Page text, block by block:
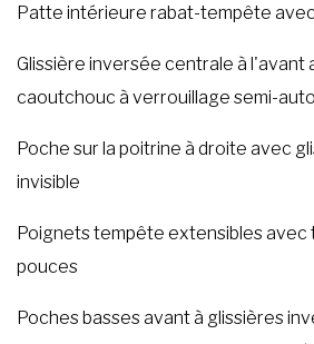
Patte intérieure rabat-tempête
Glissière inversée centrale à l'avant
caoutchouc à verrouillage semi-
Poche sur la poitrine à droite avec
invisible
Poignets tempête extensibles avec
pouces
Poches basses avant à glissières